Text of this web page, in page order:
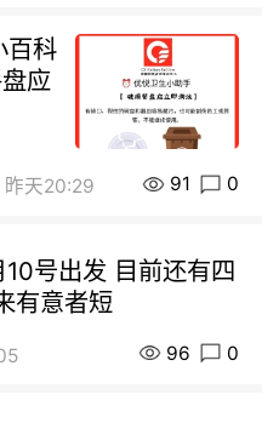
百科
应
昨天20:29 91 0
号出发 目前还有四
有意者短
96 0